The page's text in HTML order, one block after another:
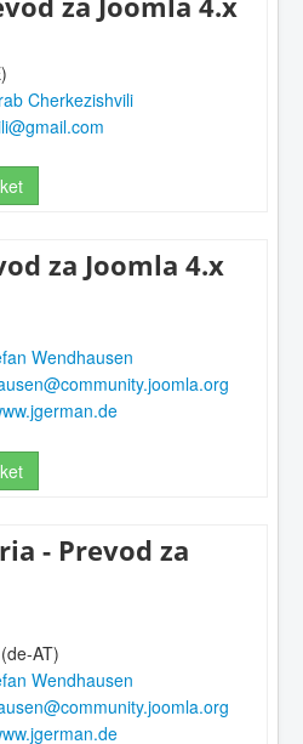
Cherkezishvili
za Joomla 4.x
Wendhausen
- Prevod za
AT)
Wendhausen